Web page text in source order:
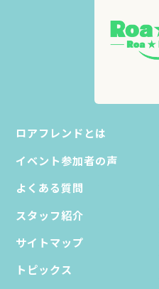
ロアフレンドとは
イベント参加者の声
よくある質問
スタッフ紹介
サイトマップ
トピックス